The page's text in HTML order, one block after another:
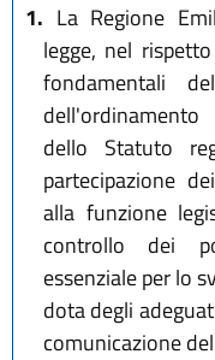
1. La Regione
legge, nel
fondamentali
dello Statuto
partecipazione
alla funzione
controllo dei
essenziale per lo
dota degli
comunicazione